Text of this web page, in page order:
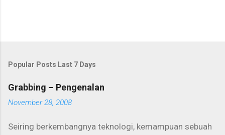
Popular Posts Last 7 Days
Grabbing – Pengenalan
November 28, 2008
Seiring berkembangnya teknologi, kemampuan sebuah